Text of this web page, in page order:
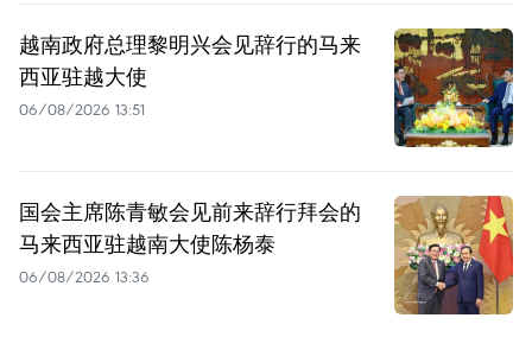
越南政府总理黎明兴会见辞行的马来
西亚驻越大使
06/08/2026 13:51
国会主席陈青敏会见前来辞行拜会的
马来西亚驻越南大使陈杨泰
06/08/2026 13:36